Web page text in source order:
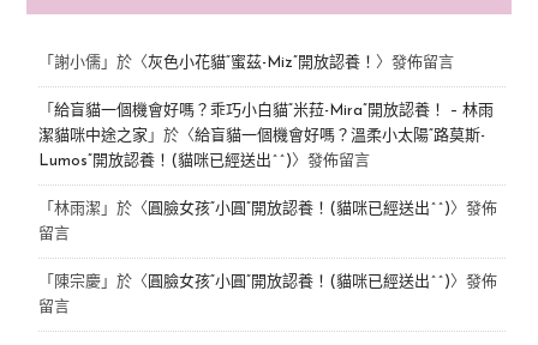
「 謝小儒」於〈灰色小花貓“蜜茲-Miz”開放認養！ 〉發佈留言
「 給盲貓一個機會好嗎？乖巧小白貓“米菈-Mira”開放認養！ – 林雨
潔貓咪中途之家 」於〈給盲貓一個機會好嗎？溫柔小太陽“路莫斯-
Lumos”開放認養！(貓咪已經送出^^)〉發佈留言
「 林雨潔 」於〈 圓臉女孩“小圓”開放認養！(貓咪已經送出^^)〉發佈
留言
「 陳宗慶」於〈 圓臉女孩“小圓”開放認養！(貓咪已經送出^^)〉發佈
留言